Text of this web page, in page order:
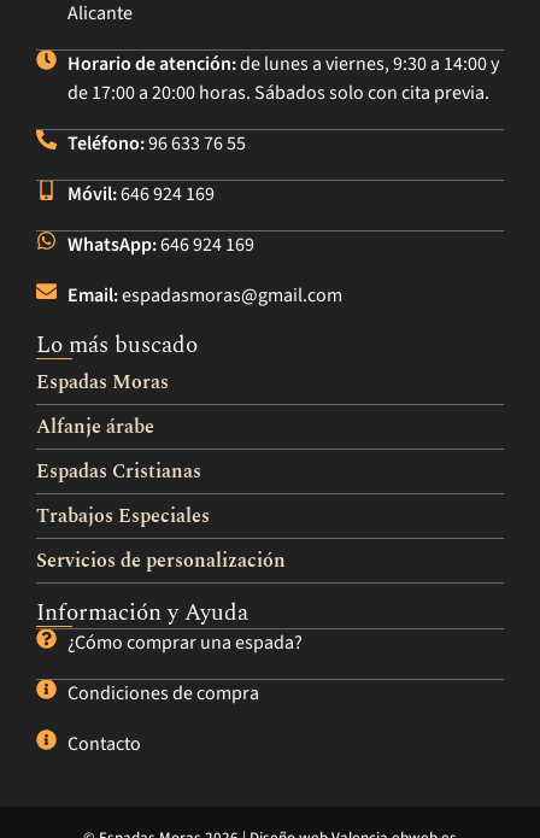
Alicante
Horario de atención:de lunes a viernes, 9:30 a 14:00 y
de 17:00 a 20:00 horas. Sábados solo con cita previa.
Teléfono:96 633 76 55
Móvil:646 924 169
WhatsApp:646 924 169
Email:espadasmoras@gmail.com
Lo más buscado
Espadas Moras
Alfanje árabe
Espadas Cristianas
Trabajos Especiales
Servicios de personalización
Información y Ayuda
¿Cómo comprar una espada?
Condiciones de compra
Contacto